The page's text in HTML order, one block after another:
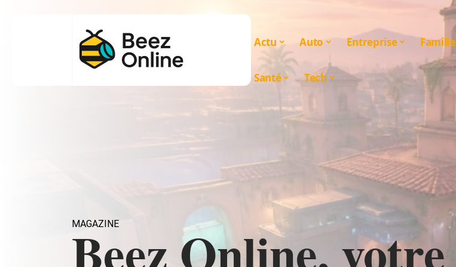
Actu Auto Entreprise Famille
Santé Tech
MAGAZINE
Beez Online, votre